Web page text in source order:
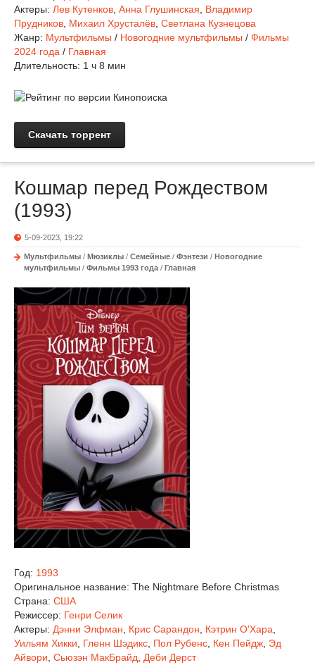
Актеры: Лев Кутенков Анна Глушинская
Владимир
Прудников Михаил Хрусталёв Светлана Кузнецова
Жанр: Мультфильмы / Новогодние мультфильмы / Фильмы
2024 года / Главная
Длительность: 1 ч 8 мин
Скачать торрент
Кошмар перед Рождеством
(1993)
5-09-2023, 19:22
Мультфильмы / Мюзиклы / Семейные / Фэнтези / Новогодние
мультфильмы / Фильмы 1993 года / Главная
Год: 1993
Оригинальное название: The Nightmare Before Christmas
Страна: США
Режиссер: Генри Селик
Актеры: Дэнни Элфман Крис Сарандон Кэтрин О'Хара
Уильям Хикки
Гленн Шэдикс Пол Рубенс Кен Пейдж Эд
Айвори Сьюзэн МакБрайд
Деби Дерст